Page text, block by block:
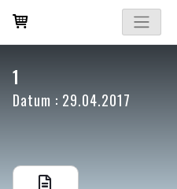
1
Datum : 29.04.2017